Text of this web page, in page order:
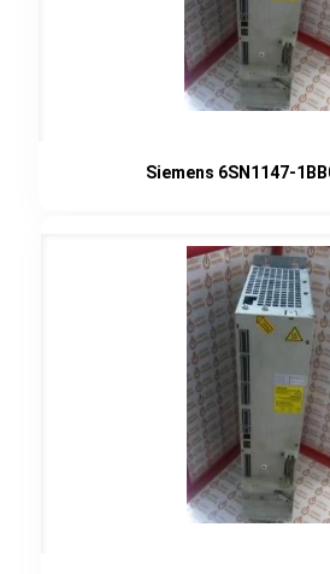
Siemens 6SN1147-